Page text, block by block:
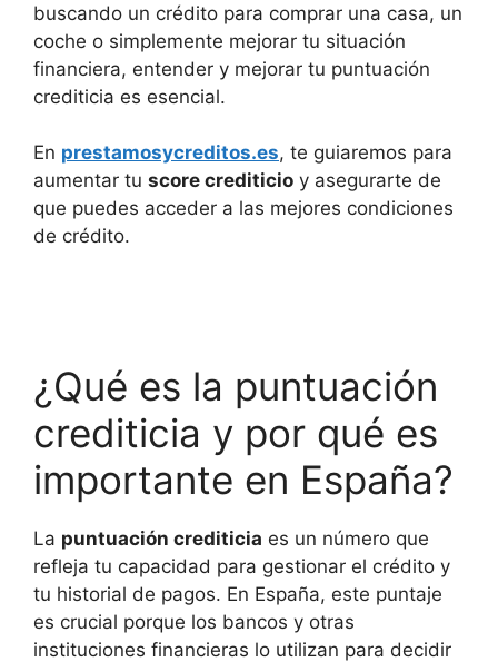
buscando un crédito para comprar una casa, un
coche o simplemente mejorar tu situación
financiera, entender y mejorar tu puntuación
crediticia es esencial.
En prestamosycreditos.es, te guiaremos para
aumentar tu score crediticio y asegurarte de
que puedes acceder a las mejores condiciones
de crédito.
¿Qué es la puntuación
crediticia y por qué es
importante en España?
La puntuación crediticia es un número que
refleja tu capacidad para gestionar el crédito y
tu historial de pagos. En España, este puntaje
es crucial porque los bancos y otras
instituciones financieras lo utilizan para decidir